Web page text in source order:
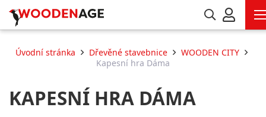
Úvodní stránka Dřevěné stavebnice
WOODEN CITY
Kapesní hra Dáma
KAPESNÍ HRA DÁMA